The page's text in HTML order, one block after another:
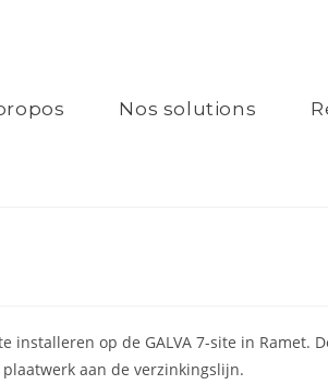
Nos solutions
op de GALVA 7-site in Ramet.
aan de verzinkingslijn.